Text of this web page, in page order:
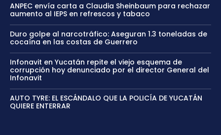
ANPEC envía carta a Claudia Sheinbaum para rechazar
aumento al IEPS en refrescos y tabaco
Duro golpe al narcotráfico: Aseguran 1.3 toneladas de
cocaína en las costas de Guerrero
Infonavit en Yucatán repite el viejo esquema de
corrupción hoy denunciado por el director General del
Infonavit
AUTO TYRE: EL ESCÁNDALO QUE LA POLICÍA DE YUCATÁN
QUIERE ENTERRAR